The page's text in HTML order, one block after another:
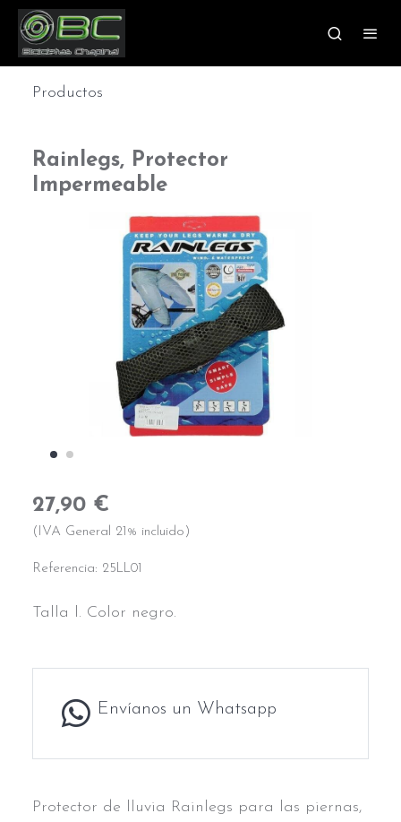
Productos
Rainlegs, Protector
Impermeable
27,90 €
(IVA General 21% incluido)
Referencia: 25LL01
Talla l. Color negro.
Envíanos un Whatsapp
Protector de lluvia Rainlegs para las piernas,